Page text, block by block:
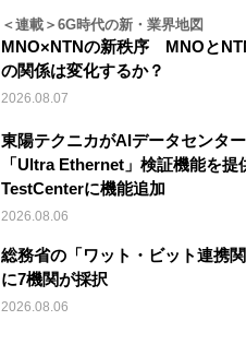
＜連載＞6G時代の新・業界地図
MNO×NTNの新秩序 MNOと
の関係は変化するか？
2026.08.07
東陽テクニカがAIデータセンタ
「Ultra Ethernet」検証機能を提
TestCenterに機能追加
2026.08.06
総務省の「ワット・ビット連携関
に7機関が採択
2026.08.06